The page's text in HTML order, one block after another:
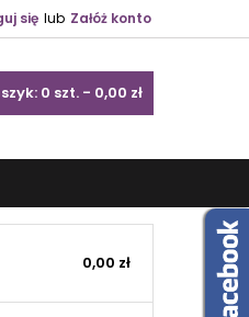
się lub Załóż konto
0 szt. - 0,00 zł
0,00 zł